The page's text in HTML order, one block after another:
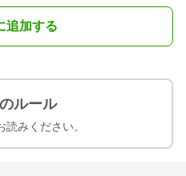
追加する
ルール
みください。